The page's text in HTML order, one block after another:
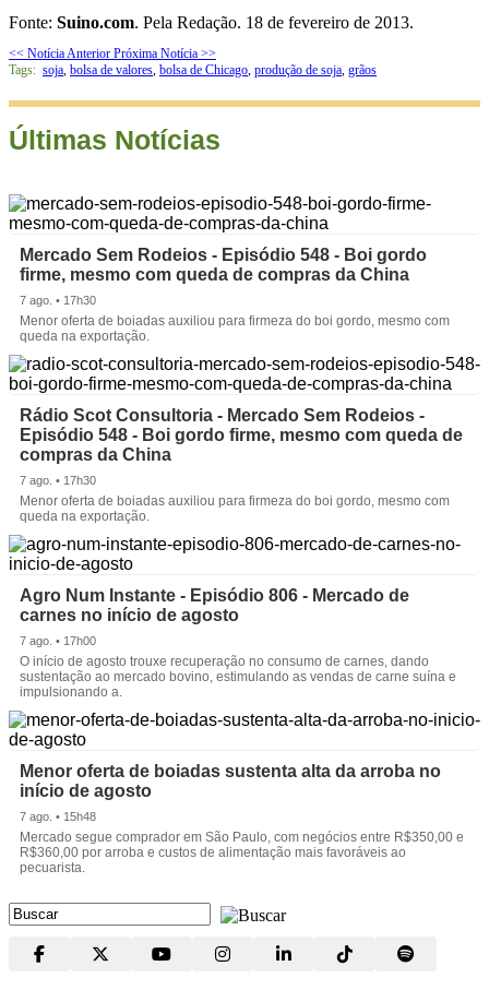
Fonte: Suino.com. Pela Redação. 18 de fevereiro de 2013.
<< Notícia Anterior Próxima Notícia >>
Tags: soja, bolsa de valores, bolsa de Chicago, produção de soja, grãos
Últimas Notícias
Mercado Sem Rodeios - Episódio 548 - Boi gordo
firme, mesmo com queda de compras da China
7 ago. • 17h30
Menor oferta de boiadas auxiliou para firmeza do boi gordo, mesmo com
queda na exportação.
Rádio Scot Consultoria - Mercado Sem Rodeios -
Episódio 548 - Boi gordo firme, mesmo com queda de
compras da China
7 ago. • 17h30
Menor oferta de boiadas auxiliou para firmeza do boi gordo, mesmo com
queda na exportação.
Agro Num Instante - Episódio 806 - Mercado de
carnes no início de agosto
7 ago. • 17h00
O início de agosto trouxe recuperação no consumo de carnes, dando
sustentação ao mercado bovino, estimulando as vendas de carne suína e
impulsionando a.
Menor oferta de boiadas sustenta alta da arroba no
início de agosto
7 ago. • 15h48
Mercado segue comprador em São Paulo, com negócios entre R$350,00 e
R$360,00 por arroba e custos de alimentação mais favoráveis ao
pecuarista.